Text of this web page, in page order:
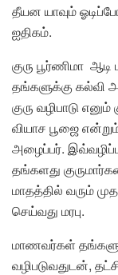
தீயன யாவும்
ஐதிகம்.
குரு பூர்ணிமா
தங்களுக்கு கல்வி
குரு வழிபாடு எனும்
வியாச பூஜை
அழைப்பர்.
தங்களது
மாதத்தில் வரும்
செய்வது மரபு.
மாணவர்கள்
வழிபடுவதுடன்,